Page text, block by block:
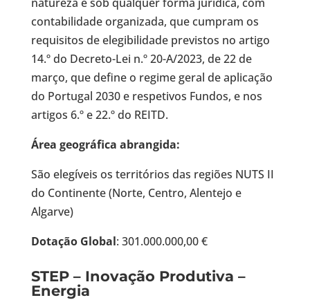
contabilidade organizada, que cumpram os
requisitos de elegibilidade previstos no artigo
14.º do Decreto-Lei n.º 20-A/2023, de 22 de
março, que define o regime geral de aplicação
do Portugal 2030 e respetivos Fundos, e nos
artigos 6.º e 22.º do REITD.
Área geográfica abrangida:
São elegíveis os territórios das regiões NUTS II
do Continente (Norte, Centro, Alentejo e
Algarve)
Dotação Global: 301.000.000,00 €
STEP – Inovação Produtiva –
Energia